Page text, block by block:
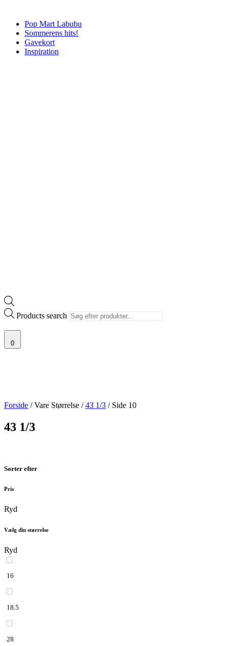
Pop Mart Labubu
Sommerens hits!
Gavekort
Inspiration
Products search
0
Forside / Vare Størrelse /43 1/3 / Side 10
43 1/3
Sorter efter
Pris
Ryd
Vælg din størrelse
Ryd
16
18.5
28